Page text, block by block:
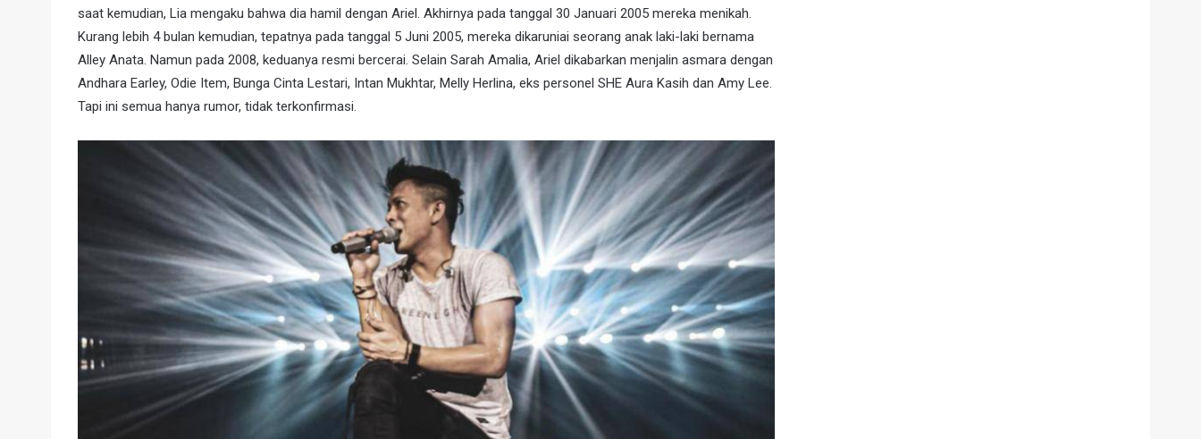
saat kemudian, Lia mengaku bahwa dia hamil dengan Ariel. Akhirnya pada tanggal 30 Januari 2005 mereka menikah.
Kurang lebih 4 bulan kemudian, tepatnya pada tanggal 5 Juni 2005, mereka dikaruniai seorang anak laki-laki bernama
Alley Anata. Namun pada 2008, keduanya resmi bercerai. Selain Sarah Amalia, Ariel dikabarkan menjalin asmara dengan
Andhara Earley, Odie Item, Bunga Cinta Lestari, Intan Mukhtar, Melly Herlina, eks personel SHE Aura Kasih dan Amy Lee.
Tapi ini semua hanya rumor, tidak terkonfirmasi.